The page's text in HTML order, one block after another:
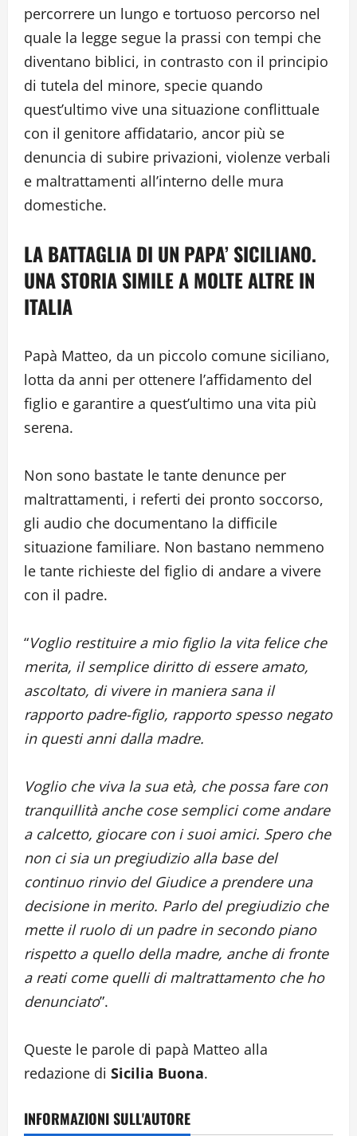
percorrere un lungo e tortuoso percorso nel
quale la legge segue la prassi con tempi che
diventano biblici, in contrasto con il principio
di tutela del minore, specie quando
quest’ultimo vive una situazione conflittuale
con il genitore affidatario, ancor più se
denuncia di subire privazioni, violenze verbali
e maltrattamenti all’interno delle mura
domestiche.
LA BATTAGLIA DI UN PAPA’ SICILIANO.
UNA STORIA SIMILE A MOLTE ALTRE IN
ITALIA
Papà Matteo, da un piccolo comune siciliano,
lotta da anni per ottenere l’affidamento del
figlio e garantire a quest’ultimo una vita più
serena.
Non sono bastate le tante denunce per
maltrattamenti, i referti dei pronto soccorso,
gli audio che documentano la difficile
situazione familiare. Non bastano nemmeno
le tante richieste del figlio di andare a vivere
con il padre.
“Voglio restituire a mio figlio la vita felice che
merita, il semplice diritto di essere amato,
ascoltato, di vivere in maniera sana il
rapporto padre-figlio, rapporto spesso negato
in questi anni dalla madre.
Voglio che viva la sua età, che possa fare con
tranquillità anche cose semplici come andare
a calcetto, giocare con i suoi amici. Spero che
non ci sia un pregiudizio alla base del
continuo rinvio del Giudice a prendere una
decisione in merito. Parlo del pregiudizio che
mette il ruolo di un padre in secondo piano
rispetto a quello della madre, anche di fronte
a reati come quelli di maltrattamento che ho
denunciato”.
Queste le parole di papà Matteo alla
redazione di Sicilia Buona.
INFORMAZIONI SULL'AUTORE